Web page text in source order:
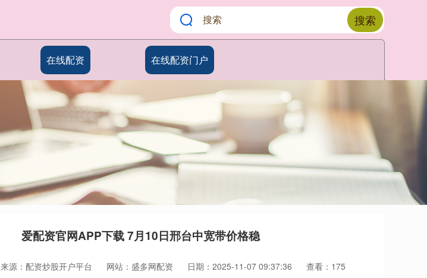
搜索
在线配资 在线配资门户
爱配资官网APP下载 7月10日邢台中宽带价格稳
来源：配资炒股开户平台 网站：盛多网配资 日期：2025-11-07 09:37:36 查看：175